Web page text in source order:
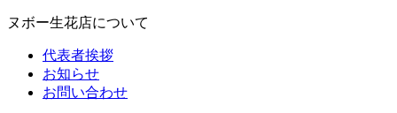
ヌボー生花店について
代表者挨拶
お知らせ
お問い合わせ